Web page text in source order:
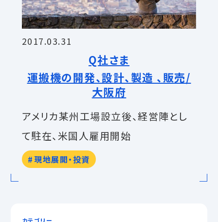
2017.03.31
Q社さま
運搬機の開発、設計、製造 、販売/
大阪府
アメリカ某州工場設立後、経営陣とし
て駐在、米国人雇用開始
現地展開・投資
カテゴリー